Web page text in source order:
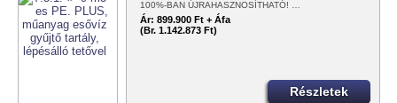
100%-BAN ÚJRAHASZNOSÍTHATÓ! …
Ár: 899.900 Ft + Áfa
(Br. 1.142.873 Ft)
Részletek